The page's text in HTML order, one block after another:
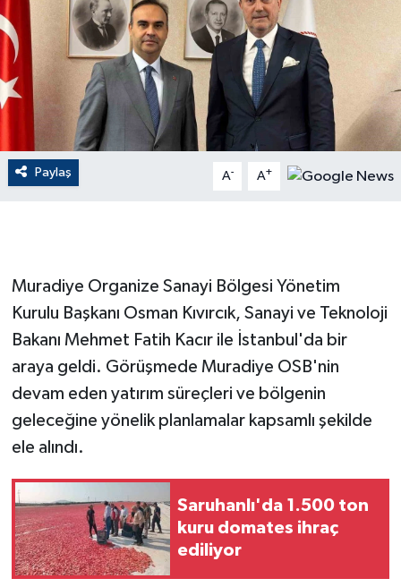
Paylaş A- A+
Muradiye Organize Sanayi Bölgesi Yönetim
Kurulu Başkanı Osman Kıvırcık, Sanayi ve Teknoloji
Bakanı Mehmet Fatih Kacır ile İstanbul'da bir
araya geldi. Görüşmede Muradiye OSB'nin
devam eden yatırım süreçleri ve bölgenin
geleceğine yönelik planlamalar kapsamlı şekilde
ele alındı.
Saruhanlı'da 1.500 ton
kuru domates ihraç
ediliyor
English News
Finans
Flaş Haber
Gayrimenkul
Güvenlik
HABERDE İNSAN
İNSAN
İş Dünyası
Jandarma
Kadın
KÜLTÜR SANAT